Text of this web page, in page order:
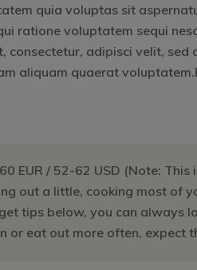
quia voluptas sit
ratione voluptatem sequi
consectetur, adipisci velit, sed
aliquam quaerat
EUR / 52-62 USD (Note:
out a little, cooking most of
tips below, you can always
or eat out more often, expect